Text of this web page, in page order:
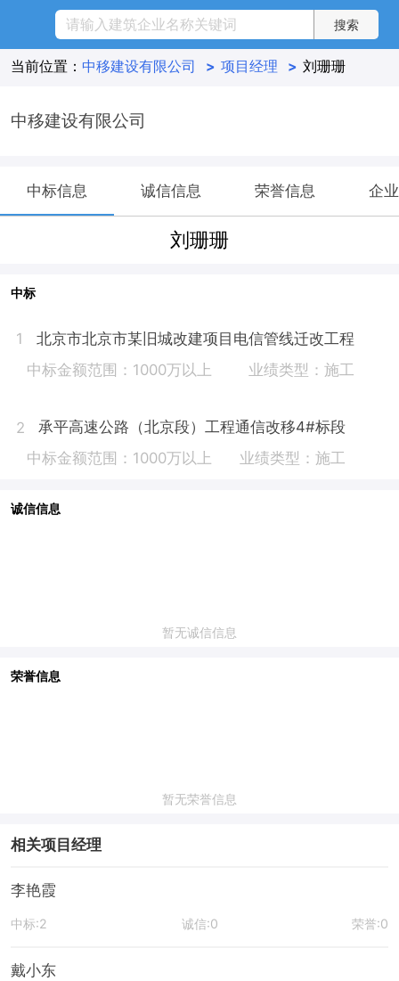
当前位置： 中移建设有限公司 > 项目经理 > 刘珊珊
中移建设有限公司
中标信息 诚信信息 荣誉信息 企
刘珊珊
中标
1
北京市北京市某旧城改建项目电信管线迁改工程
中标金额范围：1000万以上
业绩类型：施工
2
承平高速公路（北京段）工程通信改移4#标段
中标金额范围：1000万以上
业绩类型：施工
诚信信息
暂无诚信信息
荣誉信息
暂无荣誉信息
相关项目经理
李艳霞
中标:2 诚信:0 荣誉:0
戴小东